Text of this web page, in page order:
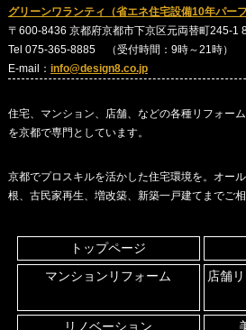
グリーンワランティ（省エネ住宅設備10年パー
〒600-8436 京都府京都市下京区元両替町245-1
Tel 075-365-8885 （受付時間：9時～21時）
E-mail： info@design8.co.jp
住宅、マンション、店舗、などの各種リフォー
を京都で専門としています。
京都でプロスキルを活かした住宅環境を。オー
根、古民家再生、増改築、新築一戸建てまでご相
トップページ
マンションリフォーム
店舗
リノベーション